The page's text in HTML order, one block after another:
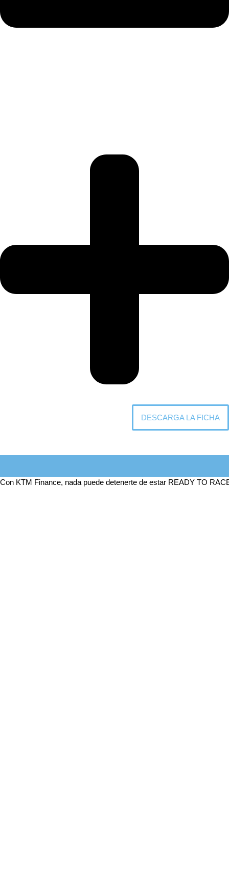
DESCARGA LA FICHA
Con KTM Finance, nada puede detenerte de estar READY TO